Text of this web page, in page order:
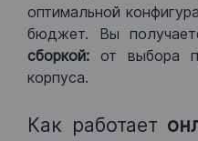
оптимальной
бюджет. Вы
сборкой: от выбора
корпуса.
Как работает